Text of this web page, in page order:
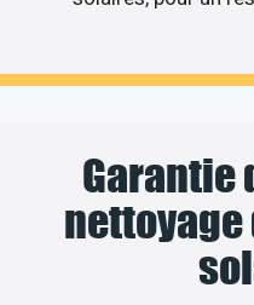
Garantie
nettoyage